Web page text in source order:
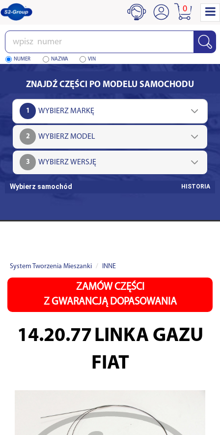
Wpisz
numer
NUMER NAZWA VIN
0
ZNAJDŹ CZĘŚCI PO MODELU SAMOCHODU
1
2
3
Wybierz samochód HISTORIA
System Tworzenia Mieszanki INNE
ZAMÓW CZĘŚCI
Z GWARANCJĄ DOPASOWANIA
14.20.77 LINKA GAZU
FIAT